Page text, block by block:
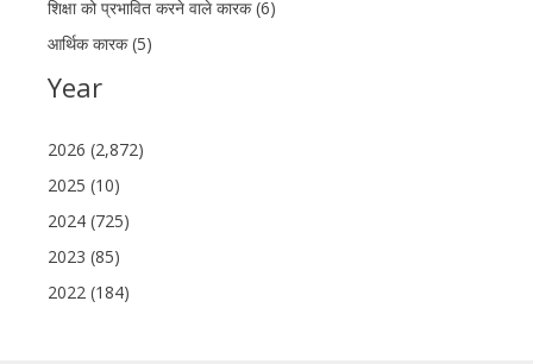
शिक्षा को प्रभावित करने वाले कारक (6)
आर्थिक कारक (5)
Year
2026 (2,872)
2025 (10)
2024 (725)
2023 (85)
2022 (184)